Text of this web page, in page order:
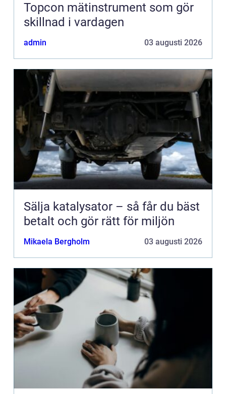
Topcon mätinstrument som gör
skillnad i vardagen
admin 03 augusti 2026
Sälja katalysator – så får du bäst
betalt och gör rätt för miljön
Mikaela Bergholm 03 augusti 2026